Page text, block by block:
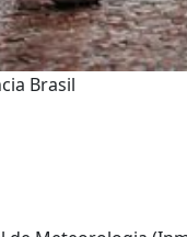
Brasil